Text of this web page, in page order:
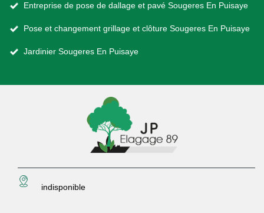
Entreprise de pose de dallage et pavé Sougeres En Puisaye
Pose et changement grillage et clôture Sougeres En Puisaye
Jardinier Sougeres En Puisaye
indisponible